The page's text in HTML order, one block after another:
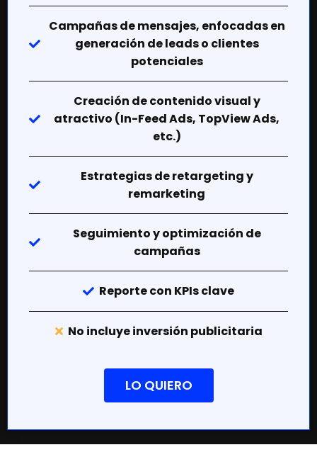
Campañas de mensajes, enfocadas en
generación de leads o clientes
potenciales
Creación de contenido visual y
atractivo (In-Feed Ads, TopView Ads,
etc.)
Estrategias de retargeting y
remarketing
Seguimiento y optimización de
campañas
Reporte con KPIs clave
No incluye inversión publicitaria
LO QUIERO